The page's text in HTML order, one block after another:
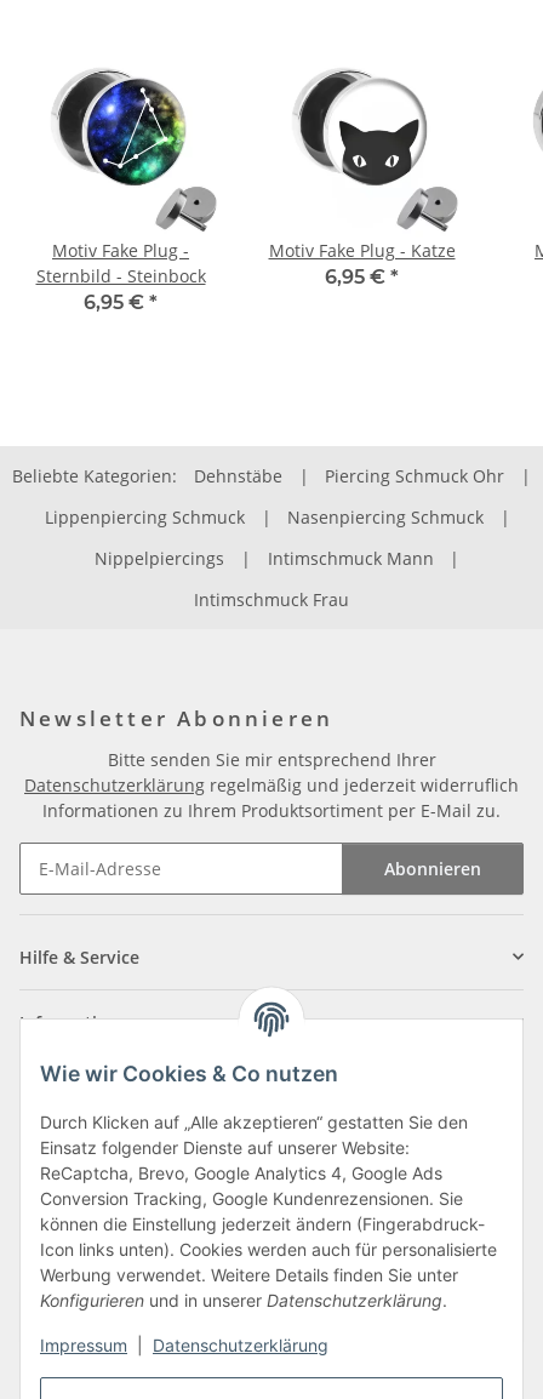
Wie wir Cookies & Co nutzen
Durch Klicken auf „Alle akzeptieren“ gestatten Sie den
Einsatz folgender Dienste auf unserer Website:
ReCaptcha, Brevo, Google Analytics 4, Google Ads
Conversion Tracking, Google Kundenrezensionen. Sie
können die Einstellung jederzeit ändern (Fingerabdruck-
Icon links unten). Cookies werden auch für personalisierte
Werbung verwendet. Weitere Details finden Sie unter
Konfigurieren und in unserer Datenschutzerklärung.
Impressum Datenschutzerklärung
Motiv Fake Plug -
Sternbild - Steinbock
6,95 € *
Motiv Fake Plug - Katze
6,95 € *
Beliebte Kategorien: Dehnstäbe | Piercing Schmuck Ohr
|
Lippenpiercing Schmuck
| Nasenpiercing Schmuck
|
Nippelpiercings
| Intimschmuck Mann
|
Intimschmuck Frau
Newsletter Abonnieren
Bitte senden Sie mir entsprechend Ihrer
Datenschutzerklärung regelmäßig und jederzeit widerruflich
Informationen zu Ihrem Produktsortiment per E-Mail zu.
Abonnieren
Hilfe & Service
Informationen
Zahlungsarten
Vertrag widerrufen